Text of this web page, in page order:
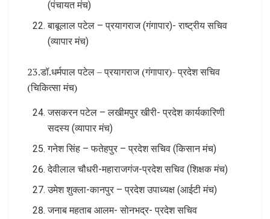
(पंचायत मंच)
बाबूलाल पटेल – प्रयागराज (गंगापार)- राष्ट्रीय सचिव
(व्यापार मंच)
23.डॉ.धर्मपाल पटेल – प्रयागराज (गंगापार)- प्रदेश सचिव
(चिकित्सा मंच)
जसकरन पटेल – लखीमपुर खीरी- प्रदेश कार्यकारिणी
सदस्य (व्यापार मंच)
गनेश सिंह – फतेहपुर – प्रदेश सचिव (किसान मंच)
देवीलाल चौधरी-महाराजगंज-प्रदेश सचिव (शिक्षक मंच)
उमेश शुक्ला-कानपुर – प्रदेश उपाध्यक्ष (आईटी मंच)
जनाब महताब आलम- सोनभद्र- प्रदेश सचिव